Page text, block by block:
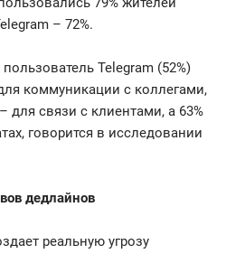
– 72%.
Telegram (52%)
коммуникации с коллегами,
для связи с клиентами, а 63%
говорится в исследовании
дедлайнов
реальную угрозу